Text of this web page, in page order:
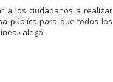
a los ciudadanos a realizar
pública para que todos los
alegó.